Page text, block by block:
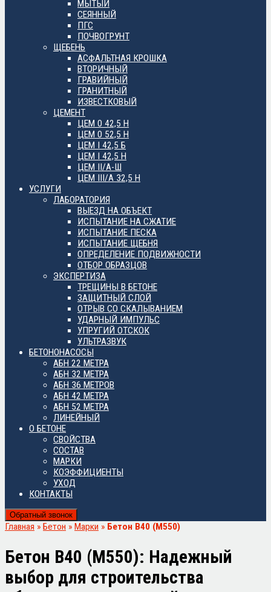
МЫТЫЙ
СЕЯННЫЙ
ПГС
ПОЧВОГРУНТ
ЩЕБЕНЬ
АСФАЛЬТНАЯ КРОШКА
ВТОРИЧНЫЙ
ГРАВИЙНЫЙ
ГРАНИТНЫЙ
ИЗВЕСТКОВЫЙ
ЦЕМЕНТ
ЦЕМ 0 42,5 Н
ЦЕМ 0 52,5 Н
ЦЕМ I 42,5 Б
ЦЕМ I 42,5 Н
ЦЕМ II/А-Ш
ЦЕМ III/А 32,5 Н
УСЛУГИ
ЛАБОРАТОРИЯ
ВЫЕЗД НА ОБЪЕКТ
ИСПЫТАНИЕ НА СЖАТИЕ
ИСПЫТАНИЕ ПЕСКА
ИСПЫТАНИЕ ЩЕБНЯ
ОПРЕДЕЛЕНИЕ ПОДВИЖНОСТИ
ОТБОР ОБРАЗЦОВ
ЭКСПЕРТИЗА
ТРЕЩИНЫ В БЕТОНЕ
ЗАЩИТНЫЙ СЛОЙ
ОТРЫВ СО СКАЛЫВАНИЕМ
УДАРНЫЙ ИМПУЛЬС
УПРУГИЙ ОТСКОК
УЛЬТРАЗВУК
БЕТОНОНАСОСЫ
АБН 22 МЕТРА
АБН 32 МЕТРА
АБН 36 МЕТРОВ
АБН 42 МЕТРА
АБН 52 МЕТРА
ЛИНЕЙНЫЙ
О БЕТОНЕ
СВОЙСТВА
СОСТАВ
МАРКИ
КОЭФФИЦИЕНТЫ
УХОД
КОНТАКТЫ
Обратный звонок
Главная » Бетон » Марки » Бетон В40 (М550)
Бетон В40 (М550): Надежный
выбор для строительства